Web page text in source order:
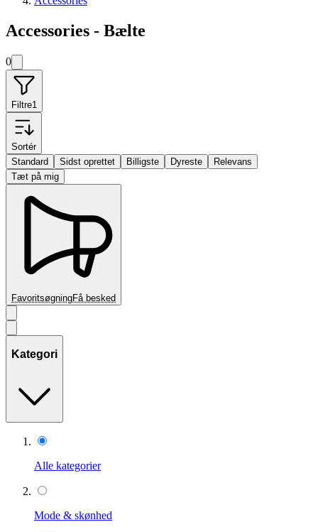
Accessories - Bælte
0
Filtre1
Sortér
Standard
Sidst oprettet Billigste Dyreste
Relevans
Tæt på mig
FavoritsøgningFå besked
Kategori
Alle kategorier
Mode & skønhed